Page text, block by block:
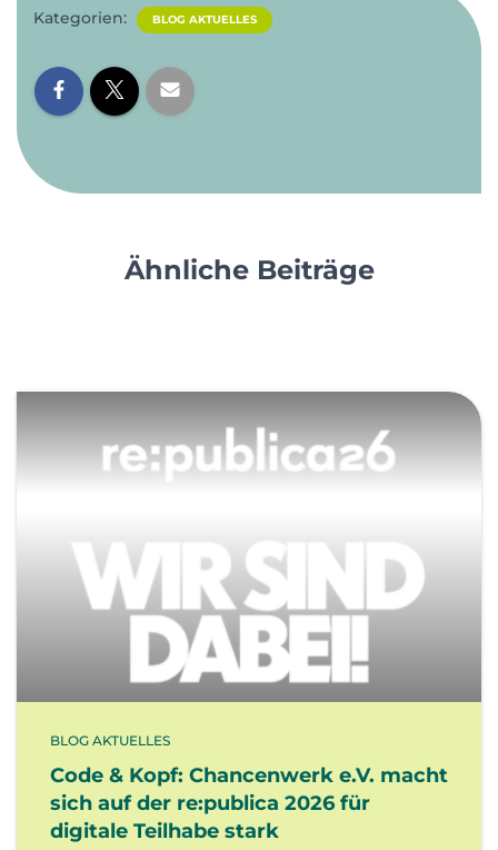
Kategorien: BLOG AKTUELLES
Ähnliche Beiträge
BLOG AKTUELLES
Code & Kopf: Chancenwerk e.V. macht
sich auf der re:publica 2026 für
digitale Teilhabe stark